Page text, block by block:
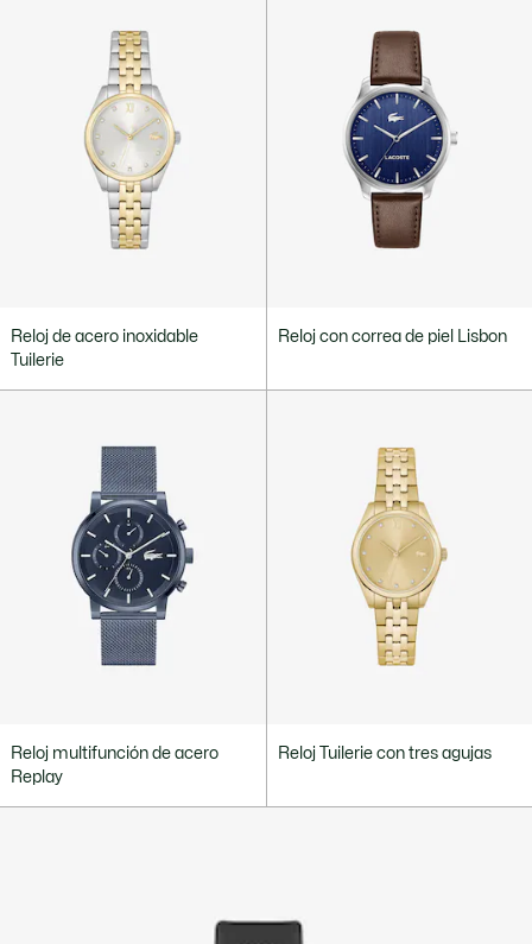
Reloj de acero inoxidable
Tuilerie
Reloj con correa de piel Lisbon
Reloj multifunción de acero
Replay
Reloj Tuilerie con tres agujas